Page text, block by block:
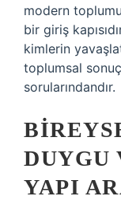
modern
bir giriş
kimlerin
toplumsal
sorularındandır.
DUYGU
YAPI